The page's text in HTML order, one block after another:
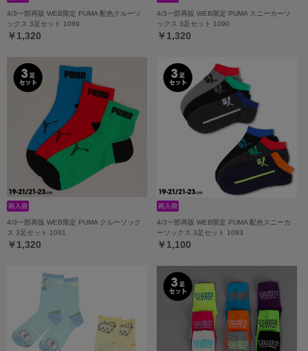
4/3一部再販 WEB限定 PUMA 配色クルーソ
ックス 3足セット 1089
￥1,320
4/3一部再販 WEB限定 PUMA スニーカーソ
ックス 3足セット 1090
￥1,320
4/3一部再販 WEB限定 PUMA クルーソック
ス 3足セット 1091
￥1,320
4/3一部再販 WEB限定 PUMA 配色スニーカ
ーソックス 3足セット 1093
￥1,100